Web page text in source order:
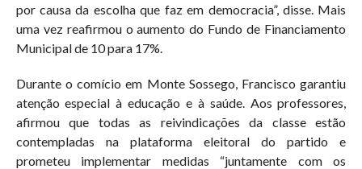
por causa da escolha que faz em democracia”, disse. Mais
uma vez reafirmou o aumento do Fundo de Financiamento
Municipal de 10 para 17%.
Durante o comício em Monte Sossego, Francisco garantiu
atenção especial à educação e à saúde. Aos professores,
afirmou que todas as reivindicações da classe estão
contempladas na plataforma eleitoral do partido e
prometeu implementar medidas “juntamente com os